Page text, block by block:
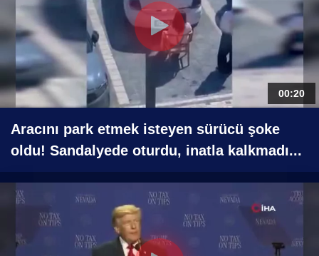
00:20
Aracını park etmek isteyen sürücü şoke
oldu! Sandalyede oturdu, inatla kalkmadı...